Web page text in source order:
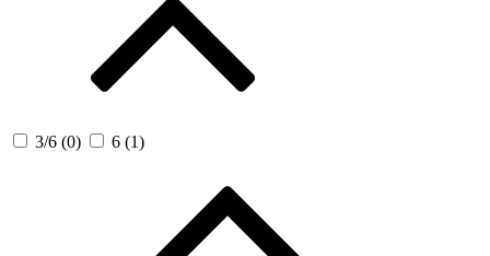
3/6 (0) 6 (1)